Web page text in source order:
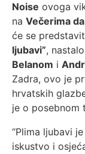
Noise ovoga
na Večerima
će se
ljubavi”,
Belanom i
Zadra, ovo je
hrvatskih
je o posebnom
“Plima ljubavi
iskustvo i